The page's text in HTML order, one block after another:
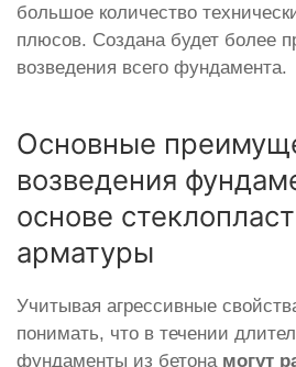
большое количество
плюсов. Создана будет более
возведения всего фундамента.
Основные
возведения
основе
арматуры
Учитывая агрессивные
понимать, что в течении
фундаменты из бетона могут